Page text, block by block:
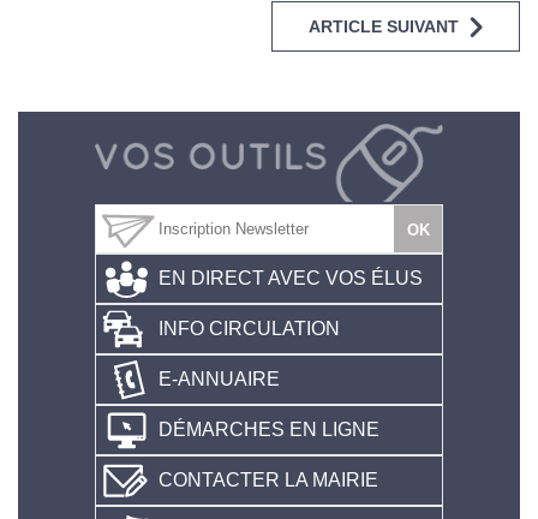
ARTICLE SUIVANT
EN DIRECT AVEC VOS ÉLUS
INFO CIRCULATION
E-ANNUAIRE
DÉMARCHES EN LIGNE
CONTACTER LA MAIRIE